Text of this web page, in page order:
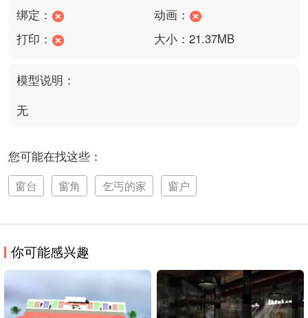
绑定：
动画：
打印：
大小：21.37MB
模型说明：
无
您可能在找这些：
窗台 窗角 乞丐的家 窗户
你可能感兴趣